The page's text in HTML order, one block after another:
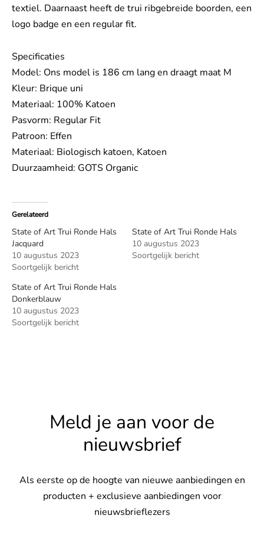
textiel. Daarnaast heeft de trui ribgebreide boorden, een
logo badge en een regular fit.
Specificaties
Model: Ons model is 186 cm lang en draagt maat M
Kleur: Brique uni
Materiaal: 100% Katoen
Pasvorm: Regular Fit
Patroon: Effen
Materiaal: Biologisch katoen, Katoen
Duurzaamheid: GOTS Organic
Gerelateerd
State of Art Trui Ronde Hals
Jacquard
10 augustus 2023
Soortgelijk bericht
State of Art Trui Ronde Hals
10 augustus 2023
Soortgelijk bericht
State of Art Trui Ronde Hals
Donkerblauw
10 augustus 2023
Soortgelijk bericht
Meld je aan voor de
nieuwsbrief
Als eerste op de hoogte van nieuwe aanbiedingen en
producten + exclusieve aanbiedingen voor
nieuwsbrieflezers